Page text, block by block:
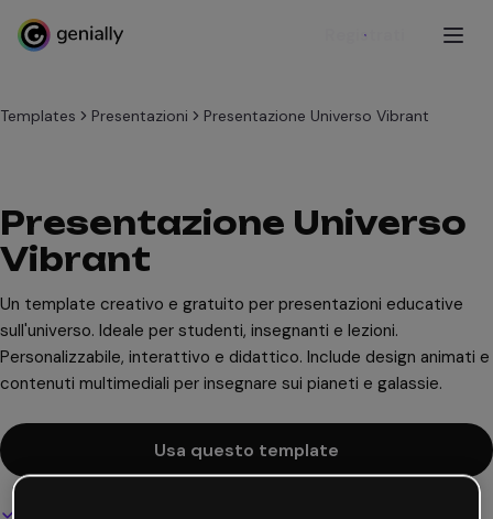
Registrati
Templates Presentazioni Presentazione Universo Vibrant
Presentazione Universo
Vibrant
Un template creativo e gratuito per presentazioni educative
sull'universo. Ideale per studenti, insegnanti e lezioni.
Personalizzabile, interattivo e didattico. Include design animati e
contenuti multimediali per insegnare sui pianeti e galassie.
Usa questo template